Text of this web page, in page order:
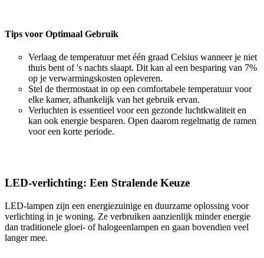
Tips voor Optimaal Gebruik
Verlaag de temperatuur met één graad Celsius wanneer je niet
thuis bent of 's nachts slaapt. Dit kan al een besparing van 7%
op je verwarmingskosten opleveren.
Stel de thermostaat in op een comfortabele temperatuur voor
elke kamer, afhankelijk van het gebruik ervan.
Verluchten is essentieel voor een gezonde luchtkwaliteit en
kan ook energie besparen. Open daarom regelmatig de ramen
voor een korte periode.
LED-verlichting: Een Stralende Keuze
LED-lampen zijn een energiezuinige en duurzame oplossing voor
verlichting in je woning. Ze verbruiken aanzienlijk minder energie
dan traditionele gloei- of halogeenlampen en gaan bovendien veel
langer mee.